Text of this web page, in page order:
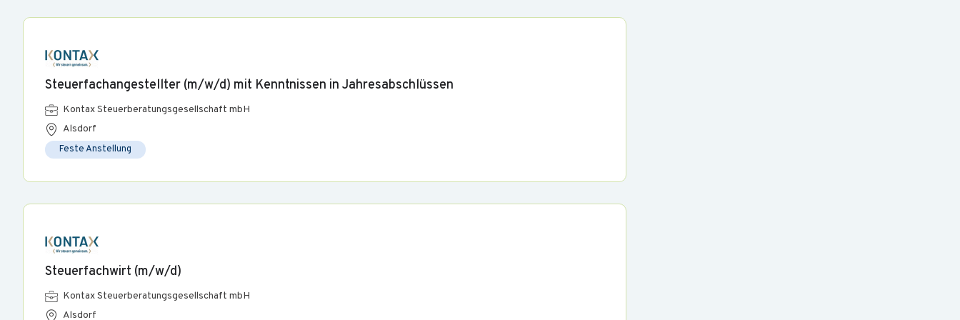
Steuerfachangestellter (m/w/d) mit Kenntnissen in Jahresabschlüssen
Kontax Steuerberatungsgesellschaft mbH
Alsdorf
Feste Anstellung
Steuerfachwirt (m/w/d)
Kontax Steuerberatungsgesellschaft mbH
Alsdorf